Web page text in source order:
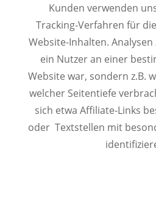
Kunden verwenden
Tracking-Verfahren für
Website-Inhalten.
ein Nutzer an einer
Website war, sondern z.B.
welcher Seitentiefe
sich etwa Affiliate-Links
oder Textstellen mit